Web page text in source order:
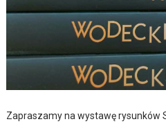
Zapraszamy na wystawę rysunków